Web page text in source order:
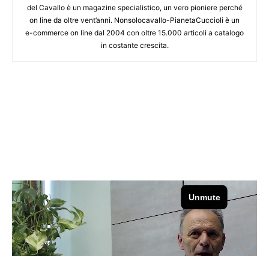
del Cavallo è un magazine specialistico, un vero pioniere perché
on line da oltre vent’anni. Nonsolocavallo-PianetaCuccioli è un
e-commerce on line dal 2004 con oltre 15.000 articoli a catalogo
in costante crescita.